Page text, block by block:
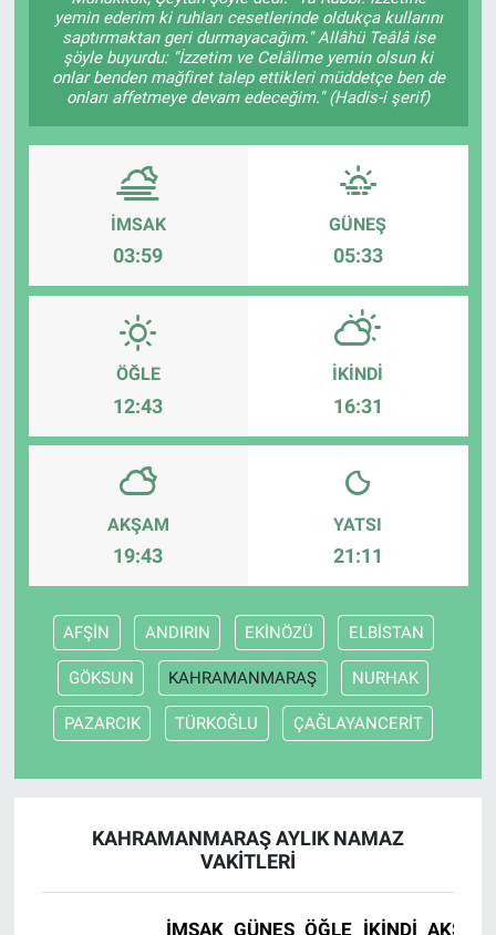
yemin ederim ki ruhları cesetlerinde oldukça kullarını
saptırmaktan geri durmayacağım." Allâhü Teâlâ ise
şöyle buyurdu: "İzzetim ve Celâlime yemin olsun ki
onlar benden mağfiret talep ettikleri müddetçe ben de
onları affetmeye devam edeceğim." (Hadis-i şerif)
İMSAK
03:59
GÜNEŞ
05:33
ÖĞLE
12:43
İKINDI
16:31
AKŞAM
19:43
YATSI
21:11
AFŞİN ANDIRIN EKİNÖZÜ ELBİSTAN
GÖKSUN KAHRAMANMARAŞ NURHAK
PAZARCIK TÜRKOĞLU ÇAĞLAYANCERİT
KAHRAMANMARAŞ AYLIK NAMAZ
VAKITLERI
İMSAK GÜNEŞ ÖĞLE İKINDI AKŞAM
Yaşam
VEFATLAR